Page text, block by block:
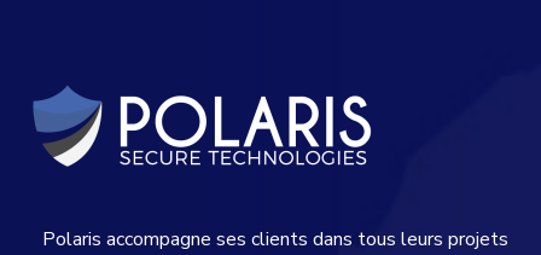
Polaris accompagne ses clients dans tous leurs projets